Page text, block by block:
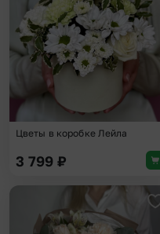
Цветы в коробке Лейла
3 799 ₽